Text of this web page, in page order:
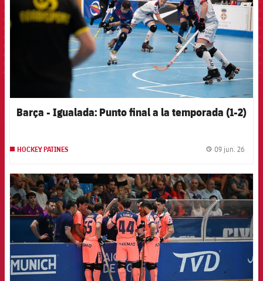
Barça - Igualada: Punto final a la temporada (1-2)
HOCKEY PATINES 09 jun. 26
FCB Barcelona badge